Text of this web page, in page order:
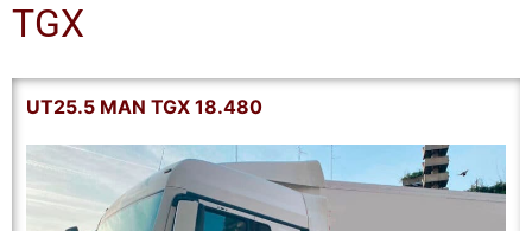
TGX
UT25.5 MAN TGX 18.480